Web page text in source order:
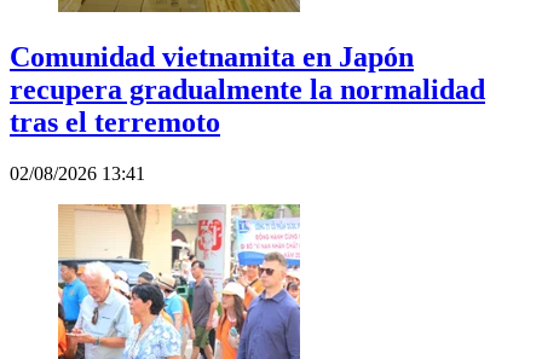
Comunidad vietnamita en Japón
recupera gradualmente la normalidad
tras el terremoto
02/08/2026 13:41